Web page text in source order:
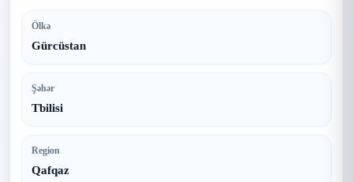
Ölkə
Gürcüstan
Şəhər
Tbilisi
Region
Qafqaz